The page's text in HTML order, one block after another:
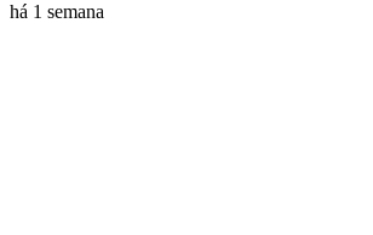
há 1 semana